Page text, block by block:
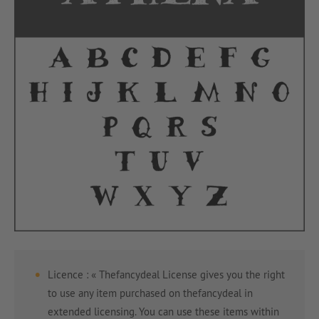
Licence : « Thefancydeal License gives you the right
to use any item purchased on thefancydeal in
extended licensing. You can use these items within